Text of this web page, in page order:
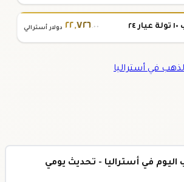
٢٢,٧٢٦.٠٠ دولار أسترالي
في أستراليا
في أستراليا - تحديث يومي